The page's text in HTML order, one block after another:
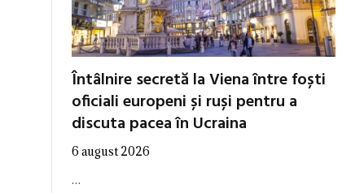
Întâlnire secretă la Viena între foști
oficiali europeni și ruși pentru a
discuta pacea în Ucraina
6 august 2026
…